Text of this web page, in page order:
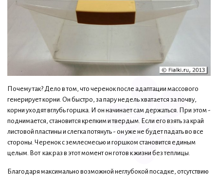
Почему так? Дело в том, что черенок после адаптации массового
генерирует корни. Он быстро, за пару недель хватается за почву,
корни уходят вглубь горшка. И он начинает сам держаться. При этом -
поднимается, становится крепким и твердым. Если его взять за край
листовой пластины и слегка потянуть - он уже не будет падать во все
стороны. Черенок с землесмесью и горшком становится единым
целым. Вот как раз в этот момент он готов к жизни без теплицы.
Благодаря максимально возможной неглубокой посадке, отсутствию